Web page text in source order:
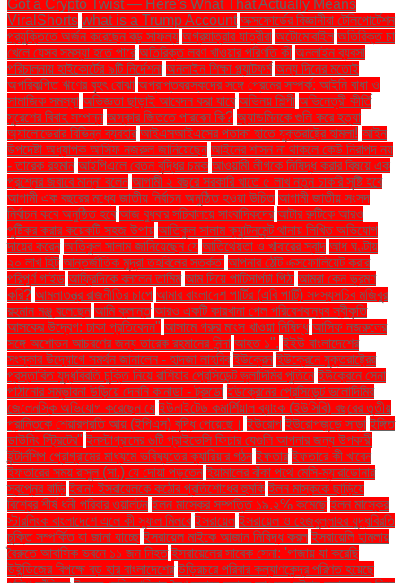
Got a Crypto Twist — Here's What That Actually Means
ViralShorts what is a Trump Account অক্সফোর্ডের বিজ্ঞানীরা টেলিপোর্টেশন
প্রযুক্তিতে অর্জন করেছেন বড় সাফল্য অগ্রযাত্রার যাত্রীরা অটোমোবাইল অতিরিক্ত চা
খেলে যেসব সমস্যা হতে পারে অতিরিক্ত লবণ খাওয়ার পরিণতি কী অনলাইন ব্যবসা
পরিচালনায় হাইকোর্টের ৯টি নির্দেশনা অনলাইন শিক্ষা প্ল্যাটফর্ম অন্য দিনের মতোই
অপরিকল্পিত ঋণের বৃহৎ বোঝা অপ্রাপ্তবয়স্কদের সঙ্গে প্রেমের সম্পর্ক: আইনি বাধা ও
সামাজিক সমস্যা অভিজ্ঞতা ছাড়াই আবেদন করা যাবে অভিনয় শিল্পী অভিনেত্রী কীর্তি
সুরেশের বিবাহ সম্পন্ন অস্কার জিততে পারবেন কি? অ্যাডমিনকে গুলি করে হত্যা
অ্যালোভেরার বিভিন্ন ব্যবহার আইএসআইএসের পতাকা হাতে যুক্তরাষ্ট্রে হামলা! আইন
উপদেষ্টা অধ্যাপক আসিফ নজরুল জানিয়েছেন আইনের শাসন না থাকলে কেউ নিরাপদ নয়
- তারেক রহমান আইপিএলে বেতন বৃদ্ধির চমক আওয়ামী লীগকে নিষিদ্ধ করার বিষয়ে এক
প্রশ্নের জবাবে মান্না বলেন আগামী ২ বছরে সরকারি খাতে ৫ লাখ নতুন চাকরি সৃষ্টি হবে
আগামী এক বছরের মধ্যে জাতীয় নির্বাচন অনুষ্ঠিত হওয়া উচিত আগামী জাতীয় সংসদ
নির্বাচন কবে অনুষ্ঠিত হবে আজ বুধবার সচিবালয়ে সাংবাদিকদের আটার রুটিকে আরও
পুষ্টিকর করার কয়েকটি সহজ উপায় আতিকুল সালাম ক্যান্টনমেন্ট থানায় লিখিত অভিযোগ
দায়ের করেন আতিকুল সালাম জানিয়েছেন যে আতিথেয়তা ও খাবারের স্বাদ আধ ঘণ্টায়
২০ লাখ হিট আন্তর্জাতিক মুদ্রা তহবিলের সতর্কতা আপনার ঠোঁট এক্সফোলিয়েট করার
পরিপূর্ণ গাইড আফ্রিদিকে বললেন তামিম আম দিয়ে পাটিসাপটা পিঠা আমরা কেন ভ্রমণ
করি? আমলাতন্ত্র রাজনীতির চাপে আমার বাংলাদেশ পার্টির (এবি পার্টি) সদস্যসচিব মজিবুর
রহমান মঞ্জু বলেছেন আমি ক্লান্ত আরও একটি কারখানা পেল পরিবেশবান্ধব স্বীকৃতি
আসকের উদ্বেগ: ঢাকা প্রতিবেদন" আসামে গরুর মাংস খাওয়া নিষিদ্ধ আসিফ নজরুলের
সঙ্গে অশোভন আচরণের জন্য তারেক রহমানের নিন্দা আহত ১". ইইউ বাংলাদেশের
সংস্কার উদ্যোগে সমর্থন জানালেন - হাদজা লাহবিব ইউক্রেন ইউক্রেনে যুক্তরাষ্ট্রের
প্রস্তাবিত যুদ্ধবিরতি চুক্তি নিয়ে রাশিয়ার প্রেসিডেন্ট ভ্লাদিমির পুতিনে ইউক্রেনে সেনা
পাঠানোর সম্ভাবনা উড়িয়ে দেননি কানাডা - ট্রুডো ইউক্রেনের প্রেসিডেন্ট ভলোদিমির
জেলেনস্কি অভিযোগ করেছেন যে ইউনাইটেড কমার্শিয়াল ব্যাংক (ইউসিবি) বছরের তৃতীয়
প্রান্তিকে শেয়ারপ্রতি আয় (ইপিএস) বৃদ্ধি পেয়েছে। ইউরোপ ইউরোপজুড়ে সাড়া ইঙ্গিত
ডাউনিং স্ট্রিটের" ইনস্টাগ্রামের ৬টি প্রাইভেসি ফিচার যেগুলি আপনার জন্য উপকারী
ইন্টার্নশিপ প্রোগ্রামের মাধ্যমে ভবিষ্যতের ক্যারিয়ার গঠন ইফতার ইফতারে কী খাবেন
ইফতারের সময় রাসুল (সা.) যে দোয়া পড়তেন ইয়ামালের বাঁকা পথে মেসি-ম্যারাডোনার
স্বপ্নের বাড়ি ইরান: ইসরায়েলকে কঠোর প্রতিশোধের হুমকি ইলন মাস্ককে ছাড়িয়ে
বিশ্বের শীর্ষ ধনী পরিবার ওয়ালটন ইলন মাস্কের সম্পত্তি ১৯.২% কমেছে ইলন মাস্কের
স্টারলিংক বাংলাদেশে এলে কী সুফল মিলবে ইসরায়েল ইসরায়েল ও হেজবুল্লাহর যুদ্ধবিরতি
চুক্তি সম্পর্কিত যা জানা যাচ্ছে ইসরায়েল মাইকে আজান নিষিদ্ধ করল ইসরায়েলি হামলায়
বৈরুতে আবাসিক ভবনে ১১ জন নিহত ইসরায়েলের সাবেক সেনা: 'গাজায় যা করেছি
উইন্ডিজের বিপক্ষে বড় হার বাংলাদেশের উড়িরচরে পরিবার কল্যাণকেন্দ্র পরিণত হয়েছে